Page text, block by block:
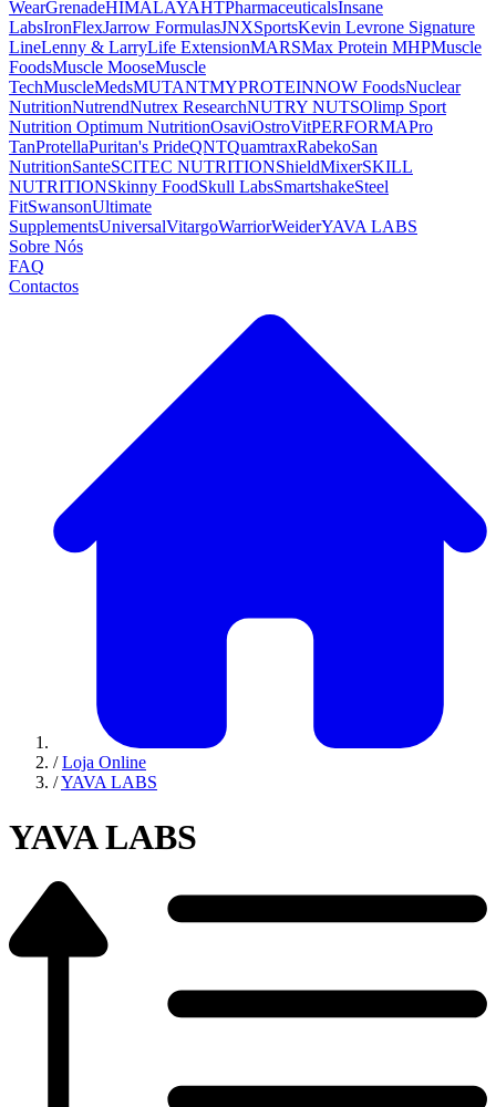
WearGrenadeHIMALAYAHTPharmaceuticalsInsane
LabsIronFlexJarrow FormulasJNXSportsKevin Levrone Signature
LineLenny & LarryLife ExtensionMARSMax Protein MHPMuscle
FoodsMuscle MooseMuscle
TechMuscleMedsMUTANTMYPROTEINNOW FoodsNuclear
NutritionNutrendNutrex ResearchNUTRY NUTSOlimp Sport
Nutrition Optimum NutritionOsaviOstroVitPERFORMAPro
TanProtellaPuritan's PrideQNTQuamtraxRabekoSan
NutritionSanteSCITEC NUTRITIONShieldMixerSKILL
NUTRITIONSkinny FoodSkull LabsSmartshakeSteel
FitSwansonUltimate
SupplementsUniversalVitargoWarriorWeiderYAVA LABS
Sobre Nós
FAQ
Contactos
/ Loja Online
/YAVA LABS
YAVA LABS